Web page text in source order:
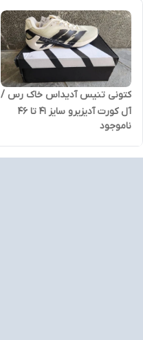
کتونی تنیس آدیداس خاک رس /
آل کورت آدیزیرو سایز ۴۱ تا ۴۶
Adidas Adizero Ubersonic 5
ناموجود